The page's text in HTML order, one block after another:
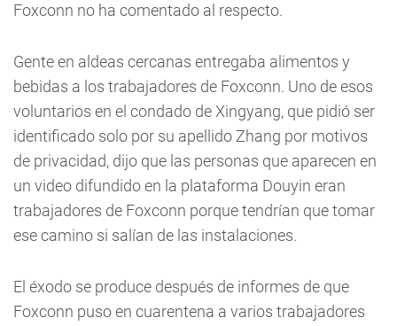
Foxconn no ha comentado al respecto.
Gente en aldeas cercanas entregaba alimentos y
bebidas a los trabajadores de Foxconn. Uno de esos
voluntarios en el condado de Xingyang, que pidió ser
identificado solo por su apellido Zhang por motivos
de privacidad, dijo que las personas que aparecen en
un video difundido en la plataforma Douyin eran
trabajadores de Foxconn porque tendrían que tomar
ese camino si salían de las instalaciones.
El éxodo se produce después de informes de que
Foxconn puso en cuarentena a varios trabajadores